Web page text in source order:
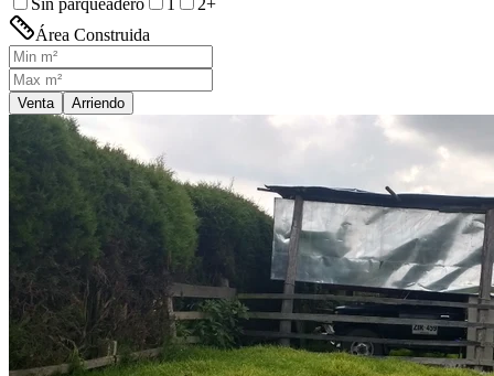
Sin parqueadero
1
2+
Área Construida
Venta Arriendo